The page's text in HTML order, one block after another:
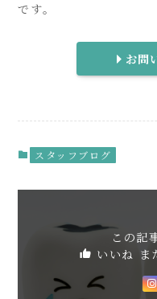
です。
お問
スタッフブログ
この記
いいね ま